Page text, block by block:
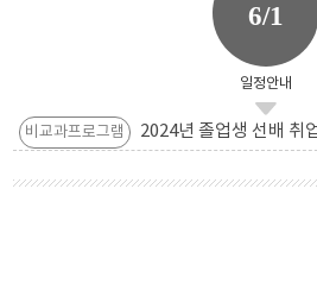
6/1
일정안내
비교과프로그램 2024년 졸업생 선배 취